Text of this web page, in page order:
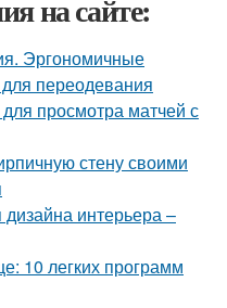
на сайте:
Эргономичные
переодевания
просмотра матчей с
стену своими
интерьера –
10 легких программ